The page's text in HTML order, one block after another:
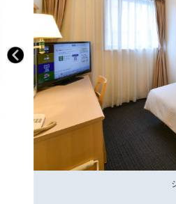
シングル2